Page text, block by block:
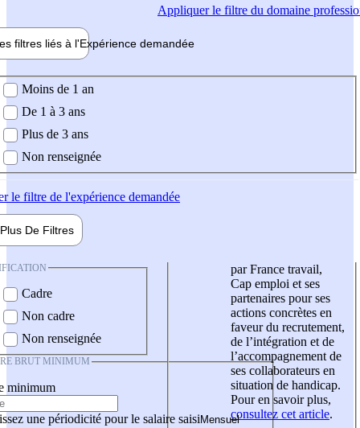
Appliquerle filtre du domaine
filtres liés à l'Expérience demandée
demandée
Moins de 1 an
De 1 à 3 ans
Plus de 3 ans
Non renseignée
le filtre de l'expérience demandée
Plus De Filtres
Cadre
Non cadre
Non renseignée
BRUT MINIMUM
minimum
une périodicité pour le salaire saisi
par France travail,
Cap emploi et ses
partenaires pour ses
actions concrètes en
faveur du recrutement,
de l’intégration et de
l’accompagnement de
ses collaborateurs en
situation de handicap.
Pour en savoir plus,
consultez cet article.